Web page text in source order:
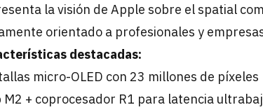
la visión de Apple sobre el spatial
orientado a profesionales y
destacadas:
micro-OLED con 23 millones de píxeles
M2 + coprocesador R1 para latencia